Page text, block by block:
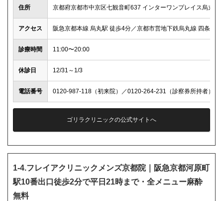
住所 京都府京都市中京区七観音町637 インターワンプレイス烏丸ビ
アクセス 阪急京都本線 烏丸駅 徒歩4分／京都市営地下鉄烏丸線 四条駅
診療時間 11:00〜20:00
休診日 12/31～1/3
電話番号 0120-987-118（初来院）／0120-264-231（診察券所持者）
ゴリラクリニックの公式サイトへ
1-4.フレイアクリニックメンズ京都院｜阪急京都河原町
駅10番出口徒歩2分で平日21時まで・全メニュー麻酔
無料